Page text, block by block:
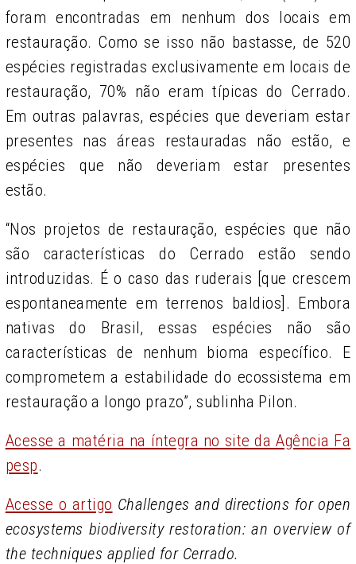
foram encontradas em nenhum dos locais em
restauração. Como se isso não bastasse, de 520
espécies registradas exclusivamente em locais de
restauração, 70% não eram típicas do Cerrado.
Em outras palavras, espécies que deveriam estar
presentes nas áreas restauradas não estão, e
espécies que não deveriam estar presentes
estão.
“Nos projetos de restauração, espécies que não
são características do Cerrado estão sendo
introduzidas. É o caso das ruderais [que crescem
espontaneamente em terrenos baldios]. Embora
nativas do Brasil, essas espécies não são
características de nenhum bioma específico. E
comprometem a estabilidade do ecossistema em
restauração a longo prazo”, sublinha Pilon.
Acesse a matéria na íntegra no site da Agência Fa
pesp.
Acesse o artigo Challenges and directions for open
ecosystems biodiversity restoration: an overview of
the techniques applied for Cerrado.